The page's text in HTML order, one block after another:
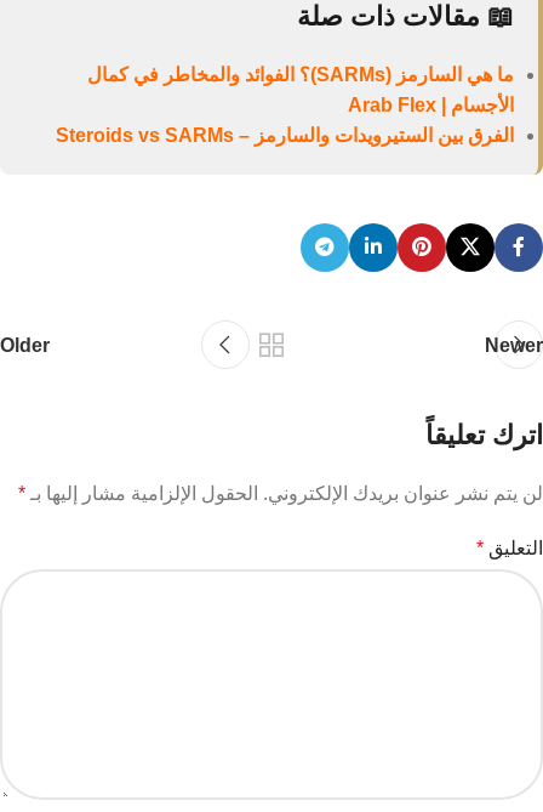
📖 مقالات ذات صلة
ما هي السارمز (SARMs)؟ الفوائد والمخاطر في كمال
الأجسام | Arab Flex
الفرق بين الستيرويدات والسارمز – Steroids vs SARMs
Newer
Older
اترك تعليقاً
لن يتم نشر عنوان بريدك الإلكتروني. الحقول الإلزامية مشار إليها بـ *
التعليق *